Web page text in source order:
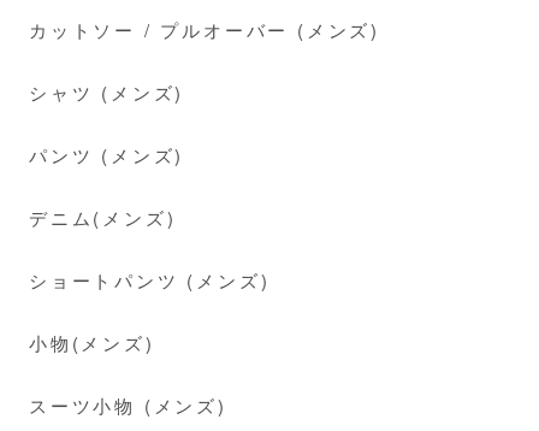
カットソー / プルオーバー (メンズ)
シャツ (メンズ)
パンツ (メンズ)
デニム(メンズ)
ショートパンツ (メンズ)
小物(メンズ)
スーツ小物 (メンズ)